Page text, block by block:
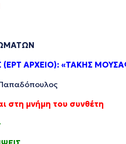
(ΕΡΤ ΑΡΧΕΙΟ): «ΤΑΚΗΣ
στη μνήμη του συνθέτη